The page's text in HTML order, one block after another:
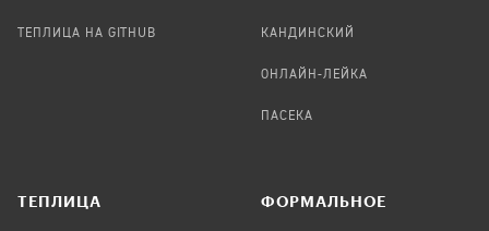
ТЕПЛИЦА НА GITHUB КАНДИНСКИЙ
ОНЛАЙН-ЛЕЙКА
ПАСЕКА
TЕПЛИЦА ФОРМАЛЬНОЕ